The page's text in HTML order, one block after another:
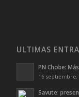
ULTIMAS
PN Chobe:
16 septiembre,
Savute: